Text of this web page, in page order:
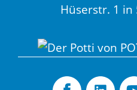
Hüserstr. 1 in